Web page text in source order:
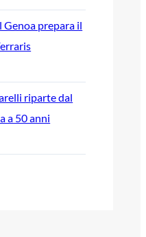
prepara il
riparte dal
a 50 anni